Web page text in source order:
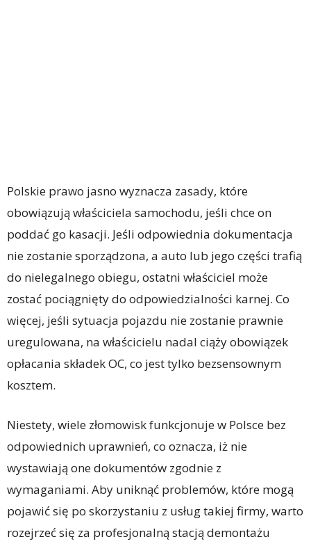
Polskie prawo jasno wyznacza zasady, które
obowiązują właściciela samochodu, jeśli chce on
poddać go kasacji. Jeśli odpowiednia dokumentacja
nie zostanie sporządzona, a auto lub jego części trafią
do nielegalnego obiegu, ostatni właściciel może
zostać pociągnięty do odpowiedzialności karnej. Co
więcej, jeśli sytuacja pojazdu nie zostanie prawnie
uregulowana, na właścicielu nadal ciąży obowiązek
opłacania składek OC, co jest tylko bezsensownym
kosztem.
Niestety, wiele złomowisk funkcjonuje w Polsce bez
odpowiednich uprawnień, co oznacza, iż nie
wystawiają one dokumentów zgodnie z
wymaganiami. Aby uniknąć problemów, które mogą
pojawić się po skorzystaniu z usług takiej firmy, warto
rozejrzeć się za profesjonalną stacją demontażu